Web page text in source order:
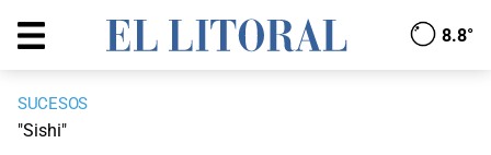
8.8°
SUCESOS
"Sishi"